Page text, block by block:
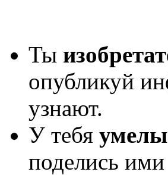
Ты
опубликуй
узнают.
У тебя
поделись